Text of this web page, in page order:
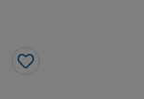
Me gusta